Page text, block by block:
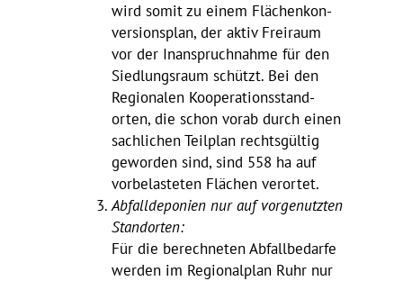
wird somit zu einem Flächen­kon­
ver­si­ons­plan, der aktiv Frei­raum
vor der Inan­spruch­nahme für den
Sied­lungs­raum schützt. Bei den
Regio­nalen Koope­ra­ti­ons­stand­
orten, die schon vorab durch einen
sach­li­chen Teil­plan rechts­gültig
geworden sind, sind 558 ha auf
vorbe­las­teten Flächen verortet.
Abfall­de­po­nien nur auf vorge­nutzten
Standorten:
Für die berech­neten Abfall­be­darfe
werden im Regio­nal­plan Ruhr nur